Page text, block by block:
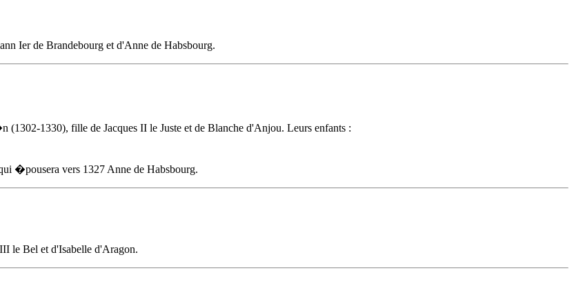
Ier de Brandebourg et d'Anne de Habsbourg.
(1302-1330), fille de Jacques II le Juste et de Blanche d'Anjou. Leurs enfants :
�pousera vers 1327 Anne de Habsbourg.
Bel et d'Isabelle d'Aragon.